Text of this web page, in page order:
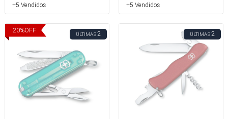
+5 Vendidos
+5 Vendidos
20%OFF
ÚLTIMAS2 ÚLTIMAS2